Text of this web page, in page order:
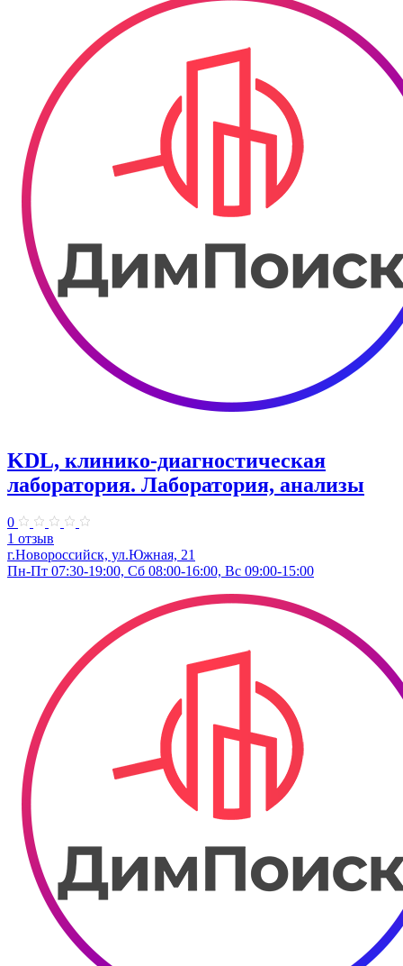
KDL, клинико-диагностическая
лаборатория. Лаборатория, анализы
0
1 отзыв
г.Новороссийск, ул.Южная, 21
Пн-Пт 07:30-19:00, Сб 08:00-16:00, Вс 09:00-15:00